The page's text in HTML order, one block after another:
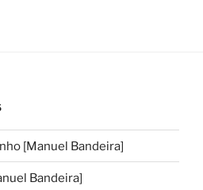
[Manuel Bandeira]
Bandeira]